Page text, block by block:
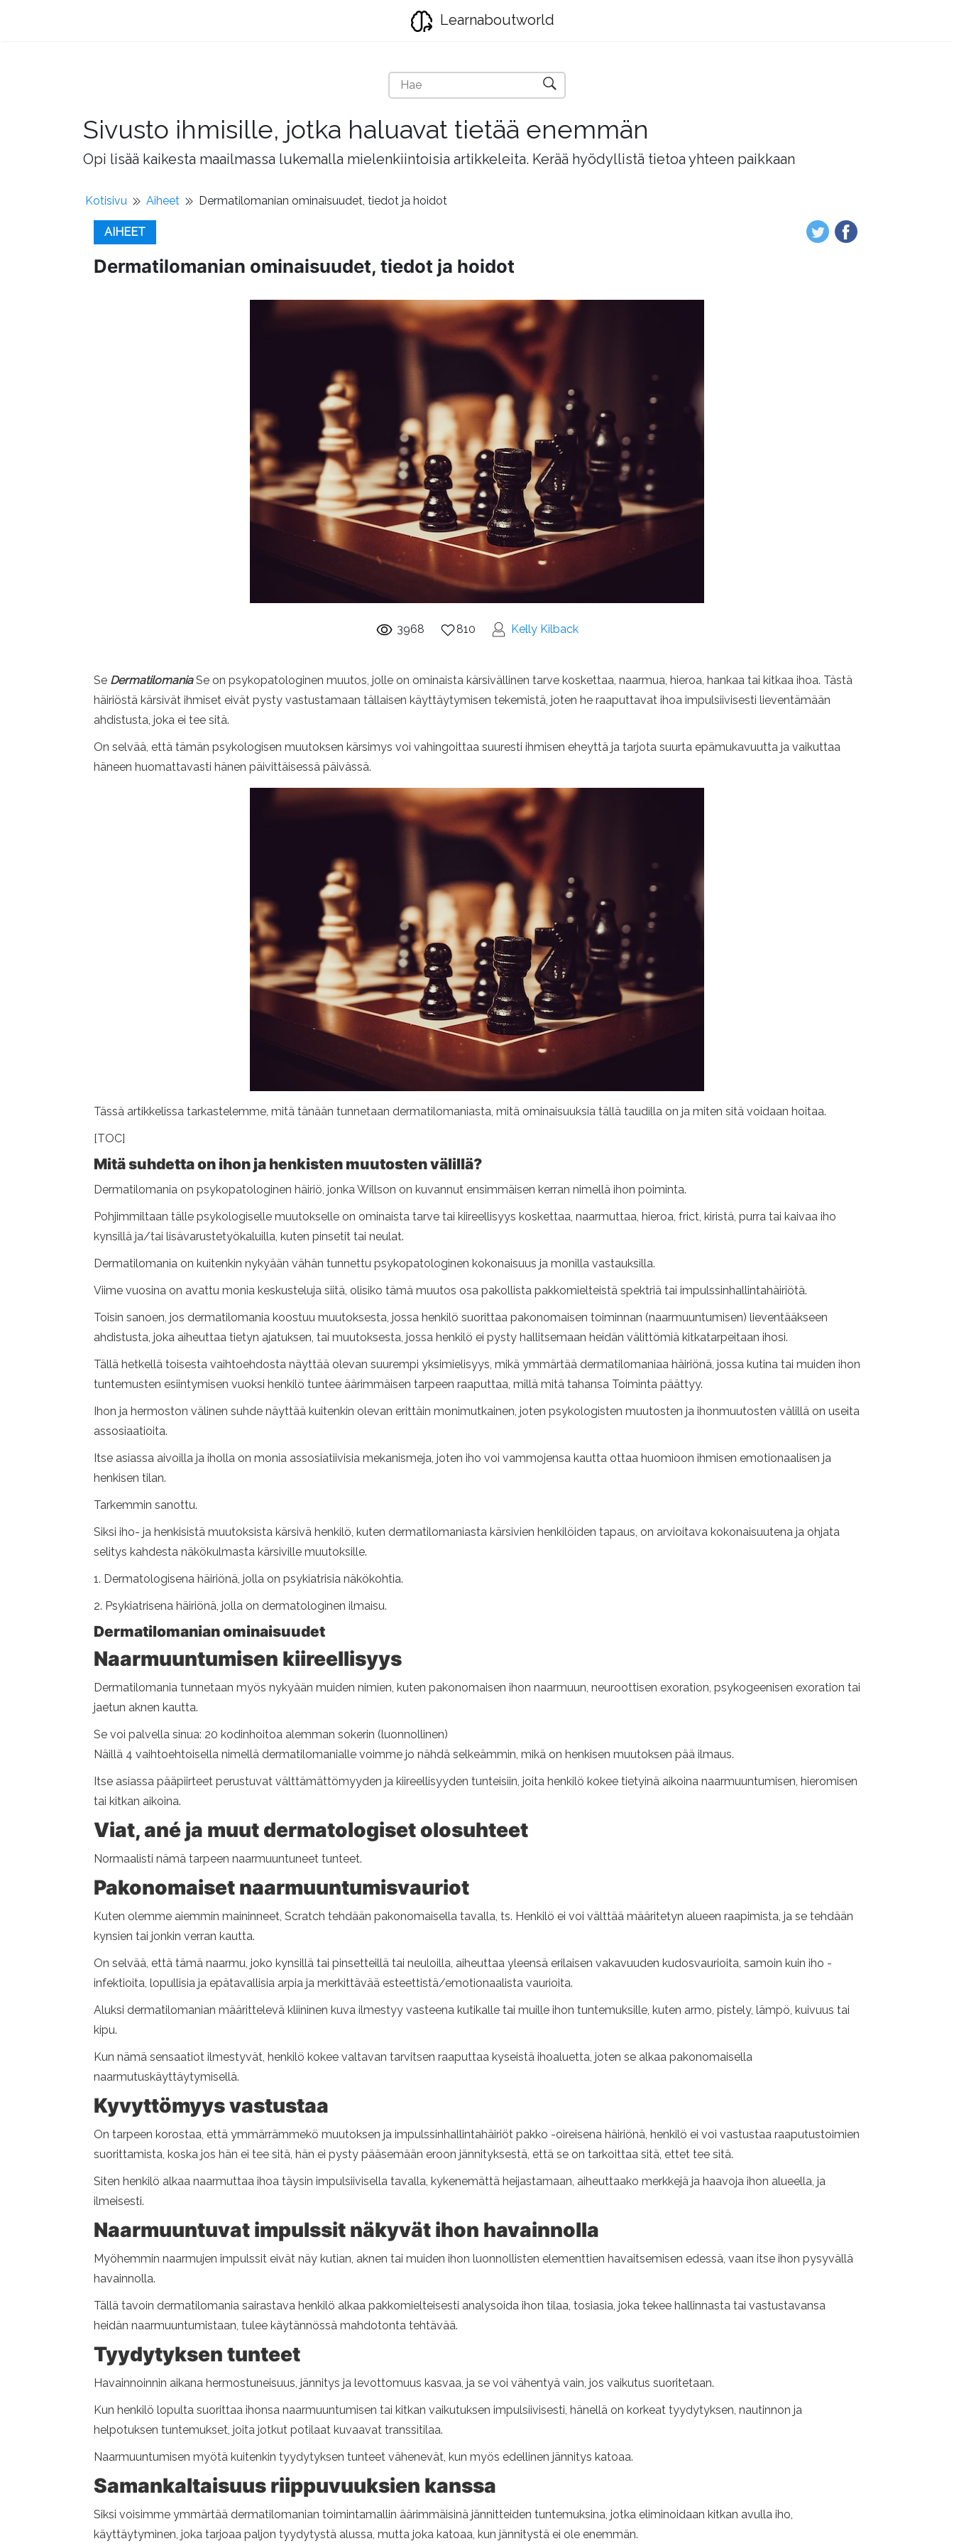
Learnaboutworld
Sivusto ihmisille, jotka haluavat tietää enemmän
Opi lisää kaikesta maailmassa lukemalla mielenkiintoisia artikkeleita. Kerää hyödyllistä tietoa yhteen paikkaan
Kotisivu Aiheet Dermatilomanian ominaisuudet, tiedot ja hoidot
AIHEET
Dermatilomanian ominaisuudet, tiedot ja hoidot
3968 810 Kelly Kilback
Se DermatilomaniaSe on psykopatologinen muutos, jolle on ominaista kärsivällinen tarve koskettaa, naarmua, hieroa, hankaa tai kitkaa ihoa. Tästä
häiriöstä kärsivät ihmiset eivät pysty vastustamaan tällaisen käyttäytymisen tekemistä, joten he raaputtavat ihoa impulsiivisesti lieventämään
ahdistusta, joka ei tee sitä.
On selvää, että tämän psykologisen muutoksen kärsimys voi vahingoittaa suuresti ihmisen eheyttä ja tarjota suurta epämukavuutta ja vaikuttaa
häneen huomattavasti hänen päivittäisessä päivässä.
Tässä artikkelissa tarkastelemme, mitä tänään tunnetaan dermatilomaniasta, mitä ominaisuuksia tällä taudilla on ja miten sitä voidaan hoitaa.
[TOC]
Mitä suhdetta on ihon ja henkisten muutosten välillä?
Dermatilomania on psykopatologinen häiriö, jonka Willson on kuvannut ensimmäisen kerran nimellä ihon poiminta.
Pohjimmiltaan tälle psykologiselle muutokselle on ominaista tarve tai kiireellisyys koskettaa, naarmuttaa, hieroa, frict, kiristä, purra tai kaivaa iho
kynsillä ja/tai lisävarustetyökaluilla, kuten pinsetit tai neulat.
Dermatilomania on kuitenkin nykyään vähän tunnettu psykopatologinen kokonaisuus ja monilla vastauksilla.
Viime vuosina on avattu monia keskusteluja siitä, olisiko tämä muutos osa pakollista pakkomielteistä spektriä tai impulssinhallintahäiriötä.
Toisin sanoen, jos dermatilomania koostuu muutoksesta, jossa henkilö suorittaa pakonomaisen toiminnan (naarmuuntumisen) lieventääkseen
ahdistusta, joka aiheuttaa tietyn ajatuksen, tai muutoksesta, jossa henkilö ei pysty hallitsemaan heidän välittömiä kitkatarpeitaan ihosi.
Tällä hetkellä toisesta vaihtoehdosta näyttää olevan suurempi yksimielisyys, mikä ymmärtää dermatilomaniaa häiriönä, jossa kutina tai muiden ihon
tuntemusten esiintymisen vuoksi henkilö tuntee äärimmäisen tarpeen raaputtaa, millä mitä tahansa Toiminta päättyy.
Ihon ja hermoston välinen suhde näyttää kuitenkin olevan erittäin monimutkainen, joten psykologisten muutosten ja ihonmuutosten välillä on useita
assosiaatioita.
Itse asiassa aivoilla ja iholla on monia assosiatiivisia mekanismeja, joten iho voi vammojensa kautta ottaa huomioon ihmisen emotionaalisen ja
henkisen tilan.
Tarkemmin sanottu.
Siksi iho- ja henkisistä muutoksista kärsivä henkilö, kuten dermatilomaniasta kärsivien henkilöiden tapaus, on arvioitava kokonaisuutena ja ohjata
selitys kahdesta näkökulmasta kärsiville muutoksille.
1. Dermatologisena häiriönä, jolla on psykiatrisia näkökohtia.
2. Psykiatrisena häiriönä, jolla on dermatologinen ilmaisu.
Dermatilomanian ominaisuudet
Naarmuuntumisen kiireellisyys
Dermatilomania tunnetaan myös nykyään muiden nimien, kuten pakonomaisen ihon naarmuun, neuroottisen exoration, psykogeenisen exoration tai
jaetun aknen kautta.
Se voi palvella sinua: 20 kodinhoitoa alemman sokerin (luonnollinen)
Näillä 4 vaihtoehtoisella nimellä dermatilomanialle voimme jo nähdä selkeämmin, mikä on henkisen muutoksen pää ilmaus.
Itse asiassa pääpiirteet perustuvat välttämättömyyden ja kiireellisyyden tunteisiin, joita henkilö kokee tietyinä aikoina naarmuuntumisen, hieromisen
tai kitkan aikoina.
Viat, ané ja muut dermatologiset olosuhteet
Normaalisti nämä tarpeen naarmuuntuneet tunteet.
Pakonomaiset naarmuuntumisvauriot
Kuten olemme aiemmin maininneet, Scratch tehdään pakonomaisella tavalla, ts. Henkilö ei voi välttää määritetyn alueen raapimista, ja se tehdään
kynsien tai jonkin verran kautta.
On selvää, että tämä naarmu, joko kynsillä tai pinsetteillä tai neuloilla, aiheuttaa yleensä erilaisen vakavuuden kudosvaurioita, samoin kuin iho -
infektioita, lopullisia ja epätavallisia arpia ja merkittävää esteettistä/emotionaalista vaurioita.
Aluksi dermatilomanian määrittelevä kliininen kuva ilmestyy vasteena kutikalle tai muille ihon tuntemuksille, kuten armo, pistely, lämpö, ​​kuivuus tai
kipu.
Kun nämä sensaatiot ilmestyvät, henkilö kokee valtavan tarvitsen raaputtaa kyseistä ihoaluetta, joten se alkaa pakonomaisella
naarmutuskäyttäytymisellä.
Kyvyttömyys vastustaa
On tarpeen korostaa, että ymmärrämmekö muutoksen ja impulssinhallintahäiriöt pakko -oireisena häiriönä, henkilö ei voi vastustaa raaputustoimien
suorittamista, koska jos hän ei tee sitä, hän ei pysty pääsemään eroon jännityksestä, että se on tarkoittaa sitä, ettet tee sitä.
Siten henkilö alkaa naarmuttaa ihoa täysin impulsiivisella tavalla, kykenemättä heijastamaan, aiheuttaako merkkejä ja haavoja ihon alueella, ja
ilmeisesti.
Naarmuuntuvat impulssit näkyvät ihon havainnolla
Myöhemmin naarmujen impulssit eivät näy kutian, aknen tai muiden ihon luonnollisten elementtien havaitsemisen edessä, vaan itse ihon pysyvällä
havainnolla.
Tällä tavoin dermatilomania sairastava henkilö alkaa pakkomielteisesti analysoida ihon tilaa, tosiasia, joka tekee hallinnasta tai vastustavansa
heidän naarmuuntumistaan, tulee käytännössä mahdotonta tehtävää.
Tyydytyksen tunteet
Havainnoinnin aikana hermostuneisuus, jännitys ja levottomuus kasvaa, ja se voi vähentyä vain, jos vaikutus suoritetaan.
Kun henkilö lopulta suorittaa ihonsa naarmuuntumisen tai kitkan vaikutuksen impulsiivisesti, hänellä on korkeat tyydytyksen, nautinnon ja
helpotuksen tuntemukset, joita jotkut potilaat kuvaavat transsitilaa.
Naarmuuntumisen myötä kuitenkin tyydytyksen tunteet vähenevät, kun myös edellinen jännitys katoaa.
Samankaltaisuus riippuvuuksien kanssa
Siksi voisimme ymmärtää dermatilomanian toimintamallin äärimmäisinä jännitteiden tuntemuksina, jotka eliminoidaan kitkan avulla iho,
käyttäytyminen, joka tarjoaa paljon tyydytystä alussa, mutta joka katoaa, kun jännitystä ei ole enemmän.